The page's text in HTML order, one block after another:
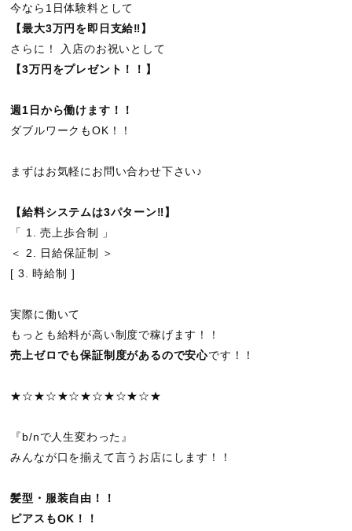
今なら1日体験料として
【最大3万円を即日支給‼️】
さらに！ 入店のお祝いとして
【3万円をプレゼント！！】
週1日から働けます！！
ダブルワークもOK！！
まずはお気軽にお問い合わせ下さい♪
【給料システムは3パターン‼︎】
「 1. 売上歩合制 」
＜ 2. 日給保証制 ＞
[ 3. 時給制 ]
実際に働いて
もっとも給料が高い制度で稼げます！！
売上ゼロでも保証制度があるので安心です！！
★☆★☆★☆★☆★☆★☆★
『b/nで人生変わった』
みんなが口を揃えて言うお店にします！！
髪型・服装自由！！
ピアスもOK！！